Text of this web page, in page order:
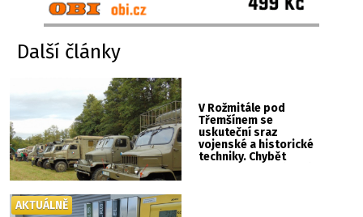
Další články
V Rožmitále pod
Třemšínem se
uskuteční sraz
vojenské a historické
techniky. Chybět
AKTUÁLNĚ